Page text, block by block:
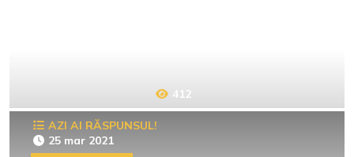
412
AZI AI RĂSPUNSUL!
25 mar 2021